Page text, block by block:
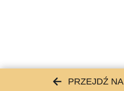
PRZEJDŹ NA